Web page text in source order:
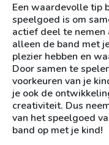
Een waardevolle tip
speelgoed is om
actief deel te nemen
alleen de band met
plezier hebben en
Door samen te
voorkeuren van je
je ook de
creativiteit. Dus
van het speelgoed
band op met je kind!